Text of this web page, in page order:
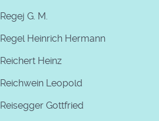
Regej G. M.
Regel Heinrich Hermann
Reichert Heinz
Reichwein Leopold
Reisegger Gottfried